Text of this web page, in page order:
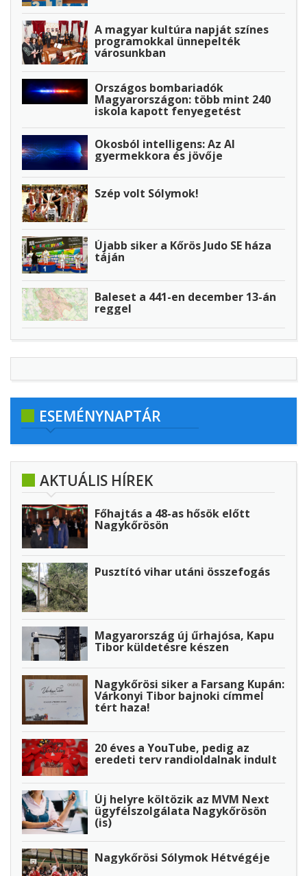
A magyar kultúra napját színes
programokkal ünnepelték
városunkban
Országos bombariadók
Magyarországon: több mint 240
iskola kapott fenyegetést
Okosból intelligens: Az AI
gyermekkora és jövője
Szép volt Sólymok!
Újabb siker a Kőrös Judo SE háza
táján
Baleset a 441-en december 13-án
reggel
ESEMÉNYNAPTÁR
AKTUÁLIS HÍREK
Főhajtás a 48-as hősök előtt
Nagykőrösön
Pusztító vihar utáni összefogás
Magyarország új űrhajósa, Kapu
Tibor küldetésre készen
Nagykőrösi siker a Farsang Kupán:
Várkonyi Tibor bajnoki címmel
tért haza!
20 éves a YouTube, pedig az
eredeti terv randioldalnak indult
Új helyre költözik az MVM Next
ügyfélszolgálata Nagykőrösön
(is)
Nagykőrösi Sólymok Hétvégéje